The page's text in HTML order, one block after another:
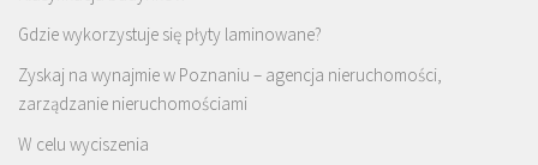
Gdzie wykorzystuje się płyty laminowane?
Zyskaj na wynajmie w Poznaniu – agencja nieruchomości,
zarządzanie nieruchomościami
W celu wyciszenia